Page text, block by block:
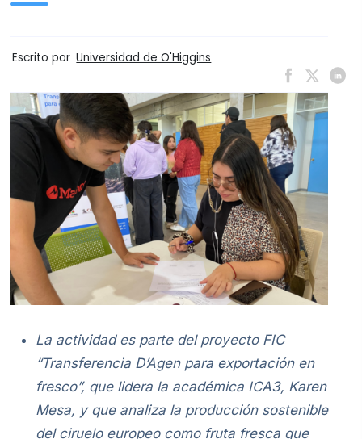
Escrito por Universidad de O'Higgins
La actividad es parte del proyecto FIC
“Transferencia D’Agen para exportación en
fresco”, que lidera la académica ICA3, Karen
Mesa, y que analiza la producción sostenible
del ciruelo europeo como fruta fresca que